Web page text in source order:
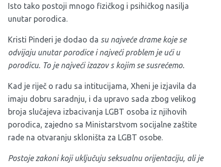
Isto tako postoji mnogo fizičkog i psihičkog nasilja
unutar porodica.
Kristi Pinderi je dodao da su najveće drame koje se
odvijaju unutar porodice i najveći problem je ući u
porodicu. To je najveći izazov s kojim se susrećemo.
Kad je riječ o radu sa intitucijama, Xheni je izjavila da
imaju dobru saradnju, i da upravo sada zbog velikog
broja slučajeva izbacivanja LGBT osoba iz njihovih
porodica, zajedno sa Ministarstvom socijalne zaštite
rade na otvaranju skloništa za LGBT osobe.
Postoje zakoni koji uključuju seksualnu orijentaciju, ali je